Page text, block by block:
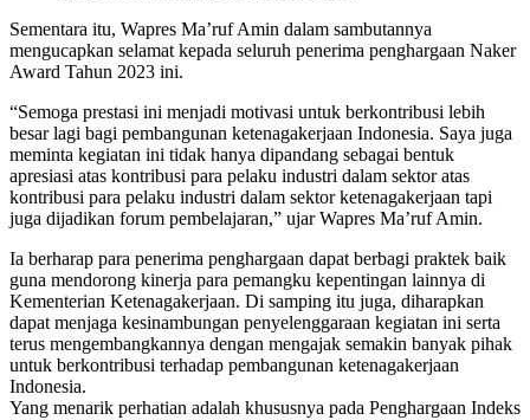
Sementara itu, Wapres Ma’ruf Amin dalam sambutannya
mengucapkan selamat kepada seluruh penerima penghargaan Naker
Award Tahun 2023 ini.
“Semoga prestasi ini menjadi motivasi untuk berkontribusi lebih
besar lagi bagi pembangunan ketenagakerjaan Indonesia. Saya juga
meminta kegiatan ini tidak hanya dipandang sebagai bentuk
apresiasi atas kontribusi para pelaku industri dalam sektor atas
kontribusi para pelaku industri dalam sektor ketenagakerjaan tapi
juga dijadikan forum pembelajaran,” ujar Wapres Ma’ruf Amin.
Ia berharap para penerima penghargaan dapat berbagi praktek baik
guna mendorong kinerja para pemangku kepentingan lainnya di
Kementerian Ketenagakerjaan. Di samping itu juga, diharapkan
dapat menjaga kesinambungan penyelenggaraan kegiatan ini serta
terus mengembangkannya dengan mengajak semakin banyak pihak
untuk berkontribusi terhadap pembangunan ketenagakerjaan
Indonesia.
Yang menarik perhatian adalah khususnya pada Penghargaan Indeks